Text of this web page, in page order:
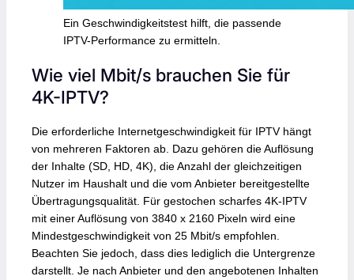
Ein Geschwindigkeitstest hilft, die passende
IPTV-Performance zu ermitteln.
Wie viel Mbit/s brauchen Sie für
4K-IPTV?
Die erforderliche Internetgeschwindigkeit für IPTV hängt
von mehreren Faktoren ab. Dazu gehören die Auflösung
der Inhalte (SD, HD, 4K), die Anzahl der gleichzeitigen
Nutzer im Haushalt und die vom Anbieter bereitgestellte
Übertragungsqualität. Für gestochen scharfes 4K-IPTV
mit einer Auflösung von 3840 x 2160 Pixeln wird eine
Mindestgeschwindigkeit von 25 Mbit/s empfohlen.
Beachten Sie jedoch, dass dies lediglich die Untergrenze
darstellt. Je nach Anbieter und den angebotenen Inhalten